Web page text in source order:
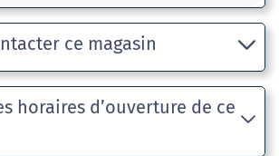
ce magasin
horaires d’ouverture de ce